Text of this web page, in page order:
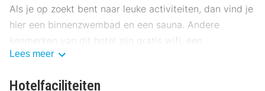
Als je op zoekt bent naar leuke activiteiten, dan vind je
hier een binnenzwembad en een sauna. Andere
kenmerken van dit hotel zijn gratis wifi, een
skiopslagruimte en cadeauwinkels/kiosken.
Stil je honger met een lunch of diner bij Restaurant im
Lees meer
Hotelfaciliteiten